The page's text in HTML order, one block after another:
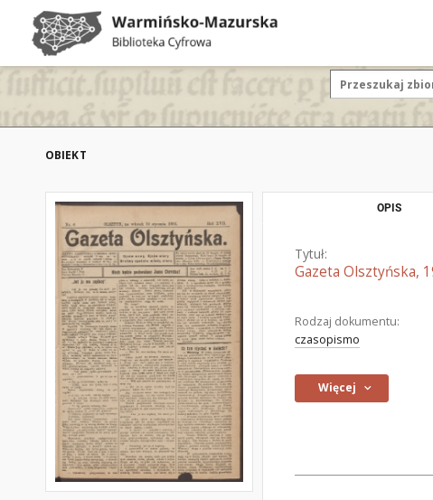
OBIEKT
OPIS
Tytuł:
Gazeta Olsztyńska,
Rodzaj dokumentu:
czasopismo
Więcej